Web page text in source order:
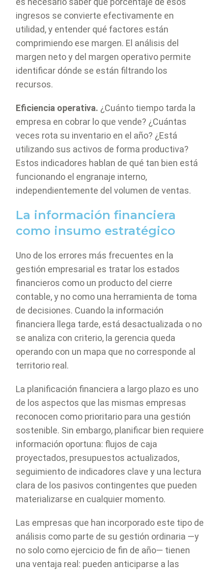
ingresos se convierte efectivamente en
utilidad, y entender qué factores están
comprimiendo ese margen. El análisis del
margen neto y del margen operativo permite
identificar dónde se están filtrando los
recursos.
Eficiencia operativa. ¿Cuánto tiempo tarda la
empresa en cobrar lo que vende? ¿Cuántas
veces rota su inventario en el año? ¿Está
utilizando sus activos de forma productiva?
Estos indicadores hablan de qué tan bien está
funcionando el engranaje interno,
independientemente del volumen de ventas.
La información financiera
como insumo estratégico
Uno de los errores más frecuentes en la
gestión empresarial es tratar los estados
financieros como un producto del cierre
contable, y no como una herramienta de toma
de decisiones. Cuando la información
financiera llega tarde, está desactualizada o no
se analiza con criterio, la gerencia queda
operando con un mapa que no corresponde al
territorio real.
La planificación financiera a largo plazo es uno
de los aspectos que las mismas empresas
reconocen como prioritario para una gestión
sostenible. Sin embargo, planificar bien requiere
información oportuna: flujos de caja
proyectados, presupuestos actualizados,
seguimiento de indicadores clave y una lectura
clara de los pasivos contingentes que pueden
materializarse en cualquier momento.
Las empresas que han incorporado este tipo de
análisis como parte de su gestión ordinaria —y
no solo como ejercicio de fin de año— tienen
una ventaja real: pueden anticiparse a las